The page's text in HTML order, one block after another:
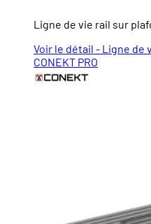
Ligne de vie rail sur
Voir le détail - Ligne de
CONEKT PRO